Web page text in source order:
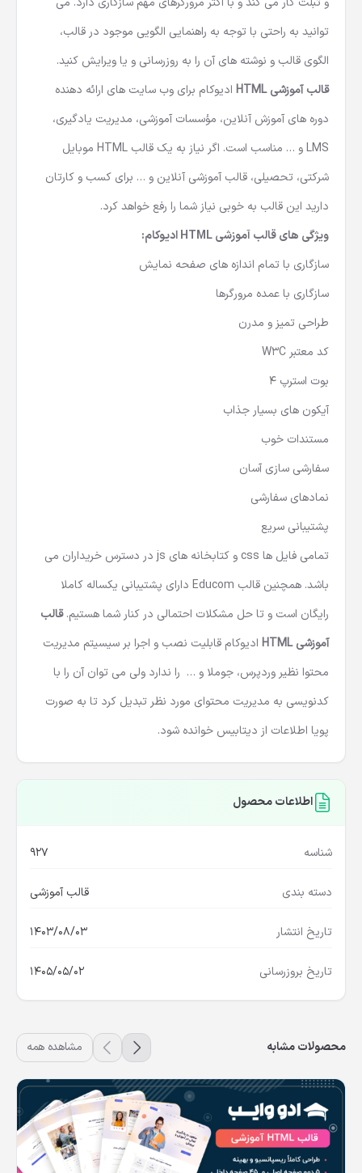
توانید به راحتی با توجه به راهنمایی الگویی موجود در قالب،
الگوی قالب و نوشته های آن را به روزرسانی و یا ویرایش کنید.
قالب آموزشی HTML ادیوکام برای وب سایت های ارائه دهنده
دوره های آموزش آنلاین، مؤسسات آموزشی، مدیریت یادگیری،
LMS و … مناسب است. اگر نیاز به یک قالب HTML موبایل
شرکتی، تحصیلی، قالب آموزشی آنلاین و … برای کسب و کارتان
دارید این قالب به خوبی نیاز شما را رفع خواهد کرد.
ویژگی هایقالب آموزشی
ادیوکام:
سازگاری با تمام اندازه های صفحه نمایش
سازگاری با عمده مرورگرها
طراحی تمیز و مدرن
کد معتبر W3C
بوت استرپ 4
آیکون های بسیار جذاب
مستندات خوب
سفارشی سازی آسان
نمادهای سفارشی
پشتیبانی سریع
تمامی فایل ها css و کتابخانه های js در دسترس خریداران می
باشد. همچنین قالب Educom دارای پشتیبانی یکساله کاملا
رایگان است و تا حل مشکلات احتمالی در کنار شما هستیم.قالب
آموزشی HTML
ادیوکام قابلیت نصب و اجرا بر سیسیتم مدیریت
محتوا نظیر وردپرس، جوملا و … را ندارد ولی می توان آن را با
کدنویسی به مدیریت محتوای مورد نظر تبدیل کرد تا به صورت
پویا اطلاعات از دیتابیس خوانده شود.
اطلاعات محصول
شناسه 927
دسته بندی قالب آموزشی
تاریخ انتشار 1403/08/03
تاریخ بروزرسانی 1405/05/02
محصولات مشابه مشاهده همه